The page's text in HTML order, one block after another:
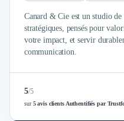
Canard & Cie est un studio
stratégiques, pensés pour
votre impact, et servir
communication.
5/5
sur5 avis clients Authentifiés par